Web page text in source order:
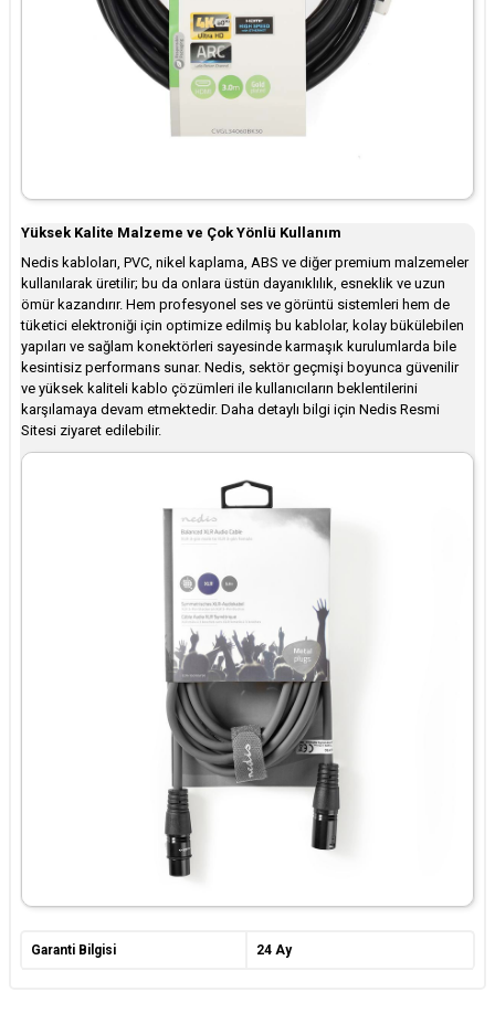
Yüksek Kalite Malzeme ve Çok Yönlü Kullanım
Nedis kabloları, PVC, nikel kaplama, ABS ve diğer premium malzemeler
kullanılarak üretilir; bu da onlara üstün dayanıklılık, esneklik ve uzun
ömür kazandırır. Hem profesyonel ses ve görüntü sistemleri hem de
tüketici elektroniği için optimize edilmiş bu kablolar, kolay bükülebilen
yapıları ve sağlam konektörleri sayesinde karmaşık kurulumlarda bile
kesintisiz performans sunar. Nedis, sektör geçmişi boyunca güvenilir
ve yüksek kaliteli kablo çözümleri ile kullanıcıların beklentilerini
karşılamaya devam etmektedir. Daha detaylı bilgi için Nedis Resmi
Sitesi ziyaret edilebilir.
Garanti Bilgisi 24 Ay